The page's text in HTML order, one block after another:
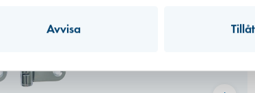
Avvisa